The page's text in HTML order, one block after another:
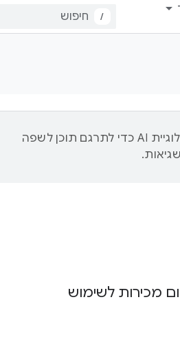
/
‫Google משתמשת בטכנולוגיית AI כדי לתרגם תוכן לשפה
מכירות לשימוש